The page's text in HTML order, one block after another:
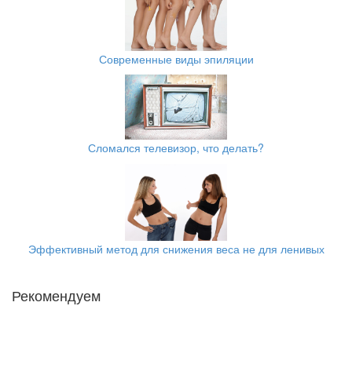
Современные виды эпиляции
Сломался телевизор, что делать?
Эффективный метод для снижения веса не для ленивых
Рекомендуем